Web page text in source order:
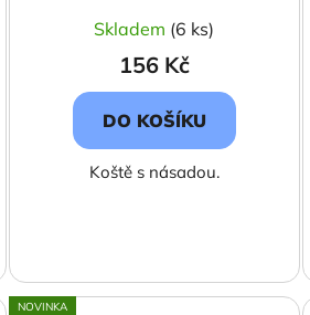
Skladem (6 ks)
156 Kč
DO KOŠÍKU
Koště s násadou.
NOVINKA